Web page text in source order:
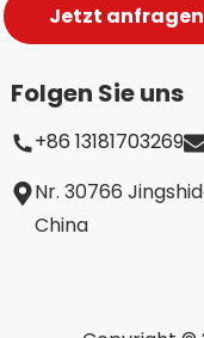
Jetzt anfragen
Folgen Sie uns
+86 13181703269
Nr. 30766
China